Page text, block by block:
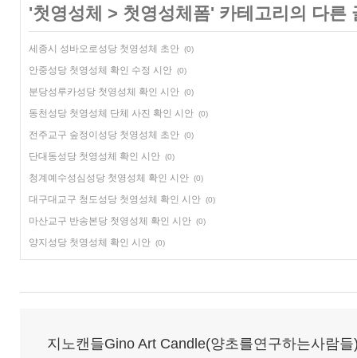
'첫영성체 > 첫영성체폼' 카테고리의 다른
세종시 성바오로성당 첫영성체 초안 (0)
안중성당 첫영성체 확인 수정 시안 (0)
분당성루카성당 첫영성체 확인 시안 (0)
동천성당 첫영성체 단체 사진 확인 시안 (0)
전주교구 숲정이성당 첫영성체 초안 (0)
단대동성당 첫영성체 확인 시안 (0)
청계예수성심성당 첫영성체 확인 시안 (0)
대구대교구 청도성당 첫영성체 확인 시안 (0)
마산교구 반송본당 첫영성체 확인 시안 (0)
양지성당 첫영성체 확인 시안 (0)
지노캔들Gino Art Candle(양초를연구하는사람들